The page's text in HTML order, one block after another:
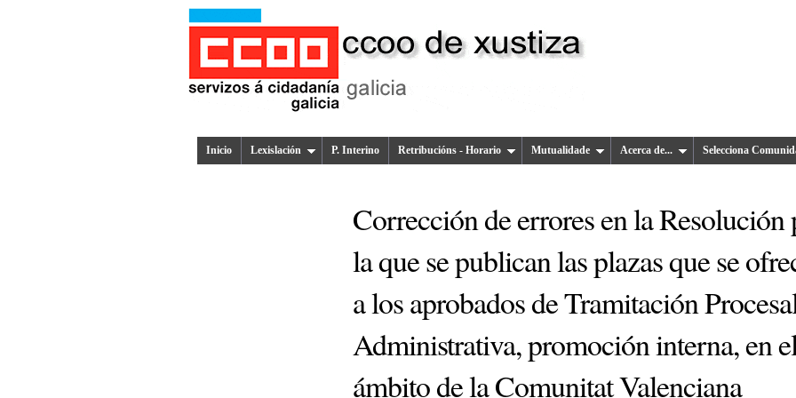
Inicio Lexislación P. Interino Retribucións - Horario Mutualidade Acerca de... Selecciona
Corrección de errores en la Resolución
la que se publican las plazas que se
a los aprobados de Tramitación
Administrativa, promoción interna, en el
ámbito de la Comunitat Valenciana